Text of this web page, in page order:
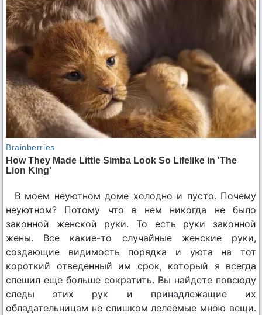
В моем неуютном доме холодно и пусто. Почему
неуютном? Потому что в нем никогда не было
законной женской руки. То есть руки законной
жены. Все какие-то случайные женские руки,
создающие видимость порядка и уюта на тот
короткий отведенный им срок, который я всегда
спешил еще больше сократить. Вы найдете повсюду
следы этих рук и принадлежащие их
обладательницам не слишком лелеемые мною вещи.